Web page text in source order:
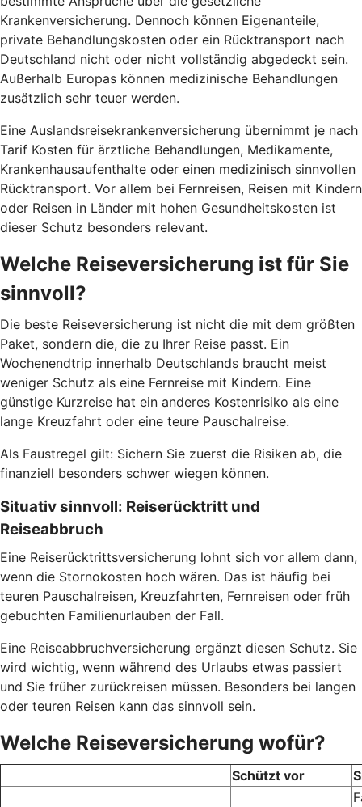
Krankenversicherung. Dennoch können Eigenanteile,
private Behandlungskosten oder ein Rücktransport nach
Deutschland nicht oder nicht vollständig abgedeckt sein.
Außerhalb Europas können medizinische Behandlungen
zusätzlich sehr teuer werden.
Eine Auslandsreisekrankenversicherung übernimmt je nach
Tarif Kosten für ärztliche Behandlungen, Medikamente,
Krankenhausaufenthalte oder einen medizinisch sinnvollen
Rücktransport. Vor allem bei Fernreisen, Reisen mit Kindern
oder Reisen in Länder mit hohen Gesundheitskosten ist
dieser Schutz besonders relevant.
Welche Reiseversicherung ist für Sie
sinnvoll?
Die beste Reiseversicherung ist nicht die mit dem größten
Paket, sondern die, die zu Ihrer Reise passt. Ein
Wochenendtrip innerhalb Deutschlands braucht meist
weniger Schutz als eine Fernreise mit Kindern. Eine
günstige Kurzreise hat ein anderes Kostenrisiko als eine
lange Kreuzfahrt oder eine teure Pauschalreise.
Als Faustregel gilt: Sichern Sie zuerst die Risiken ab, die
finanziell besonders schwer wiegen können.
Situativ sinnvoll: Reiserücktritt und
Reiseabbruch
Eine Reiserücktrittsversicherung lohnt sich vor allem dann,
wenn die Stornokosten hoch wären. Das ist häufig bei
teuren Pauschalreisen, Kreuzfahrten, Fernreisen oder früh
gebuchten Familienurlauben der Fall.
Eine Reiseabbruchversicherung ergänzt diesen Schutz. Sie
wird wichtig, wenn während des Urlaubs etwas passiert
und Sie früher zurückreisen müssen. Besonders bei langen
oder teuren Reisen kann das sinnvoll sein.
Welche Reiseversicherung wofür?
Schützt vor